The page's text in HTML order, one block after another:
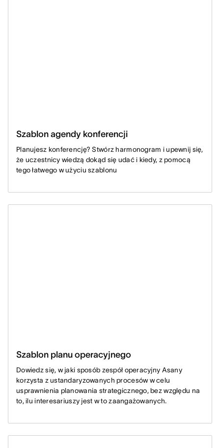
Szablon agendy konferencji
Planujesz konferencję? Stwórz harmonogram i upewnij się,
że uczestnicy wiedzą dokąd się udać i kiedy, z pomocą
tego łatwego w użyciu szablonu
Szablon planu operacyjnego
Dowiedz się, w jaki sposób zespół operacyjny Asany
korzysta z ustandaryzowanych procesów w celu
usprawnienia planowania strategicznego, bez względu na
to, ilu interesariuszy jest w to zaangażowanych.